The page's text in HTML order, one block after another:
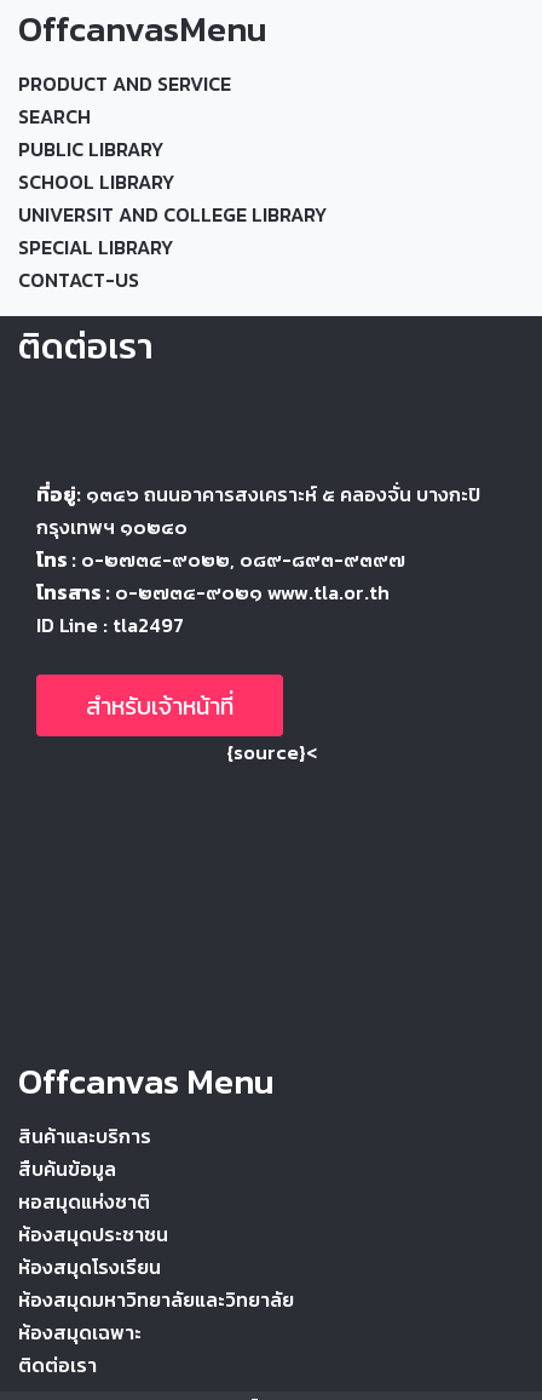
OffcanvasMenu
PRODUCT AND SERVICE
SEARCH
PUBLIC LIBRARY
SCHOOL LIBRARY
UNIVERSIT AND COLLEGE LIBRARY
SPECIAL LIBRARY
CONTACT-US
ติดต่อเรา
ที่อยู่: ๑๓๔๖ ถนนอาคารสงเคราะห์ ๕ คลองจั่น บางกะปิ
กรุงเทพฯ ๑๐๒๔๐
โทร : ๐-๒๗๓๔-๙๐๒๒, ๐๘๙-๘๙๓-๙๓๙๗
โทรสาร : ๐-๒๗๓๔-๙๐๒๑ www.tla.or.th
ID Line : tla2497
สำหรับเจ้าหน้าที่
{source}<
Offcanvas Menu
สินค้าและบริการ
สืบค้นข้อมูล
หอสมุดแห่งชาติ
ห้องสมุดประชาชน
ห้องสมุดโรงเรียน
ห้องสมุดมหาวิทยาลัยและวิทยาลัย
ห้องสมุดเฉพาะ
ติดต่อเรา